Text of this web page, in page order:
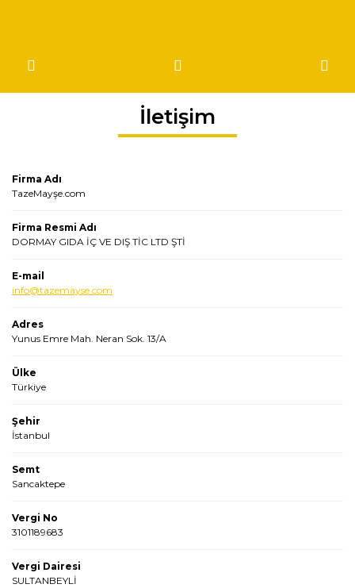
İletişim
Firma Adı
TazeMayşe.com
Firma Resmi Adı
DORMAY GIDA İÇ VE DIŞ TİC LTD ŞTİ
E-mail
info@tazemayse.com
Adres
Yunus Emre Mah. Neran Sok. 13/A
Ülke
Türkiye
Şehir
İstanbul
Semt
Sancaktepe
Vergi No
3101189683
Vergi Dairesi
SULTANBEYLİ